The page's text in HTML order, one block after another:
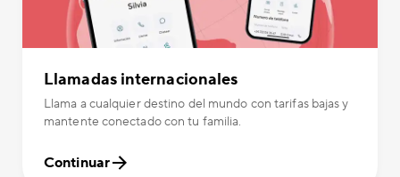
Llamadas internacionales
Llama a cualquier destino del mundo con tarifas bajas y
mantente conectado con tu familia.
Continuar